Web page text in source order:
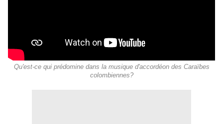
Qu'est-ce qui prédomine dans la musique d'accordéon des Caraïbes
colombiennes?